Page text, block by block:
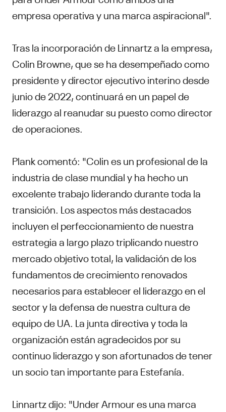
empresa operativa y una marca aspiracional".
Tras la incorporación de Linnartz a la empresa,
Colin Browne, que se ha desempeñado como
presidente y director ejecutivo interino desde
junio de 2022, continuará en un papel de
liderazgo al reanudar su puesto como director
de operaciones.
Plank comentó: "Colin es un profesional de la
industria de clase mundial y ha hecho un
excelente trabajo liderando durante toda la
transición. Los aspectos más destacados
incluyen el perfeccionamiento de nuestra
estrategia a largo plazo triplicando nuestro
mercado objetivo total, la validación de los
fundamentos de crecimiento renovados
necesarios para establecer el liderazgo en el
sector y la defensa de nuestra cultura de
equipo de UA. La junta directiva y toda la
organización están agradecidos por su
continuo liderazgo y son afortunados de tener
un socio tan importante para Estefanía.
Linnartz dijo: "Under Armour es una marca